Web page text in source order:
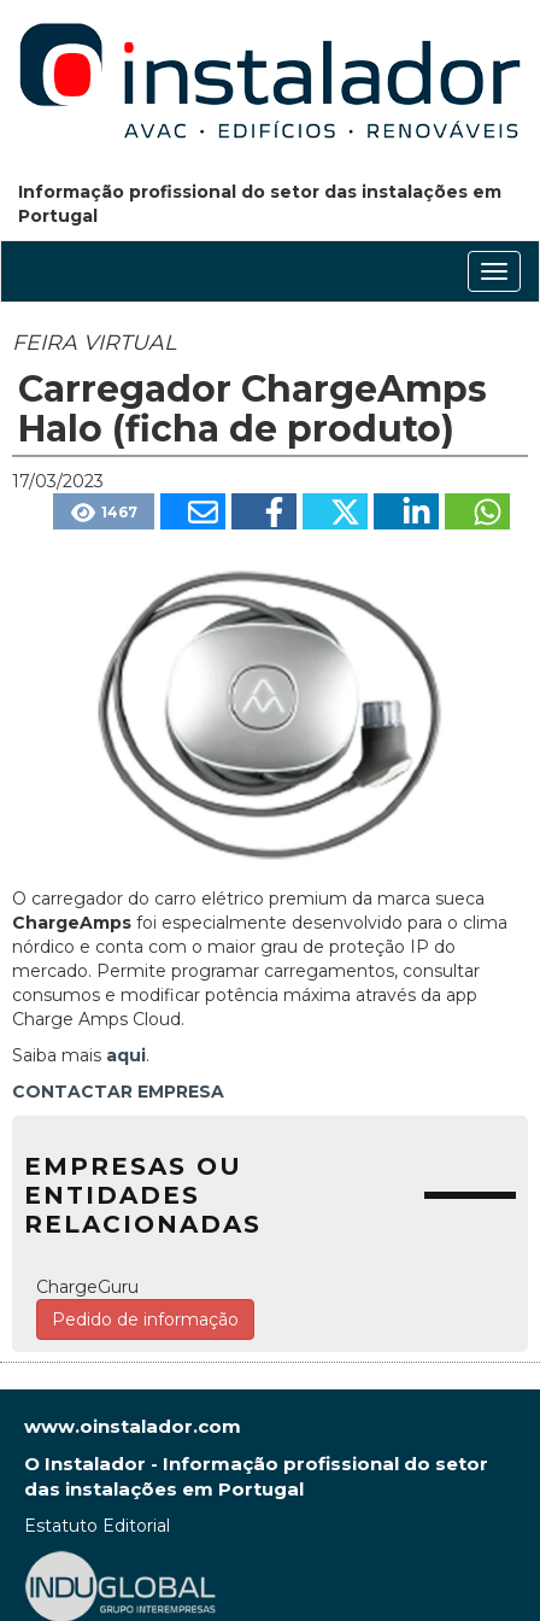
Informação profissional do setor das instalações em
Portugal
FEIRA VIRTUAL
Carregador ChargeAmps
Halo (ficha de produto)
17/03/2023
1467
O carregador do carro elétrico premium da marca sueca
ChargeAmps foi especialmente desenvolvido para o clima
nórdico e conta com o maior grau de proteção IP do
mercado. Permite programar carregamentos, consultar
consumos e modificar potência máxima através da app
Charge Amps Cloud.
Saiba mais aqui.
CONTACTAR EMPRESA
EMPRESAS OU
ENTIDADES
RELACIONADAS
ChargeGuru
Pedido de informação
www.oinstalador.com
O Instalador - Informação profissional do setor
das instalações em Portugal
Estatuto Editorial